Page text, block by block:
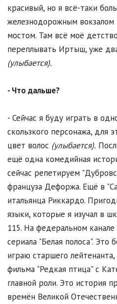
красивый, но я всё-таки
железнодорожным
мостом. Там всё моё
переплывать Иртыш, уже
(улыбается).
- Что дальше?
- Сейчас я буду играть в
скользкого персонажа, для
цвет волос (улыбается).
ещё одна комедийная
сейчас репетируем
француза Дефоржа. Ещё в
итальянца Риккардо.
языки, которые я изучал в
115. На федеральном
сериала "Белая полоса". Это
играю старшего
фильма "Редкая птица" с
главной роли. Это история
времён Великой